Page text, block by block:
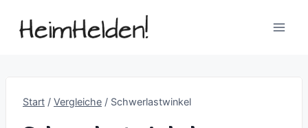
Inhalt
Start / Vergleiche / Schwerlastwinkel